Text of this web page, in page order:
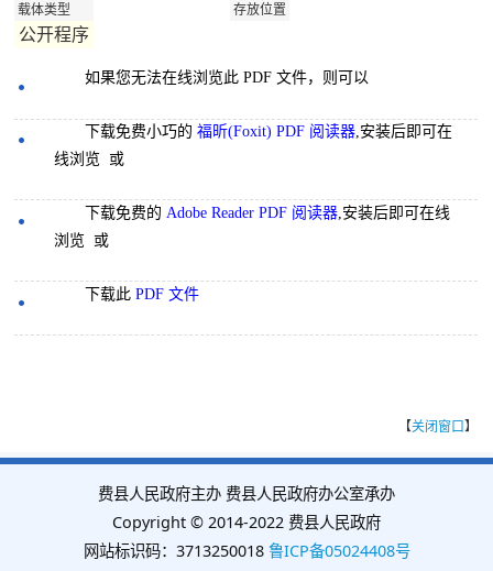
载体类型
存放位置
公开程序
如果您无法在线浏览此 PDF 文件，则可以
下载免费小巧的福昕(Foxit) PDF 阅读器,安装后即可在
线浏览 或
下载免费的 Adobe Reader PDF 阅读器 ,安装后即可在线
浏览 或
下载此PDF 文件
【关闭窗口】
费县人民政府主办 费县人民政府办公室承办
Copyright © 2014-2022 费县人民政府
网站标识码：3713250018 鲁ICP备05024408号